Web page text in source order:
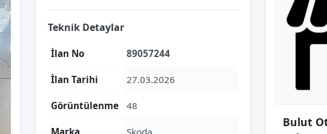
Teknik Detaylar
İlan No 89057244
İlan Tarihi 27.03.2026
Görüntülenme 48
Marka Skoda
Bulut